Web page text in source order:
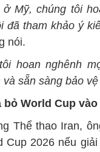
ở Mỹ, chúng tôi
đã tham khảo ý
nói.
tôi hoan nghênh
và sẵn sàng bảo
bỏ World Cup
Thể thao Iran,
Cup 2026 nếu